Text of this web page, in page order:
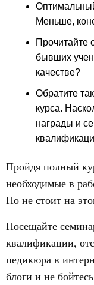
Меньше,
Прочитайте
бывших
качестве?
Обратите
курса.
награды и
Пройдя полный
необходимые в
Но не стоит на
Посещайте
квалификации,
педикюра в
блоги и не